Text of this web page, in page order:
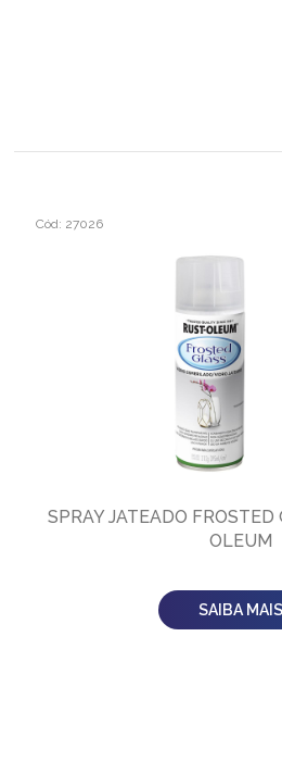
Cód: 27026
SPRAY JATEADO FROSTED
OLEUM
SAIBA MAIS